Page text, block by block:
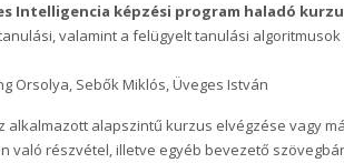
Intelligencia képzési program haladó
valamint a felügyelt tanulási
Orsolya, Sebők Miklós, Üveges István
alkalmazott alapszintű kurzus elvégzése vagy
való részvétel, illetve egyéb bevezető